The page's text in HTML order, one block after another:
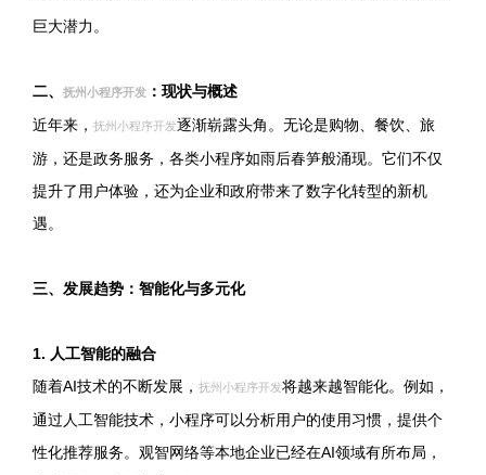
巨大潜力。
二、 抚州小程序开发 ：现状与概述
近年来， 抚州小程序开发逐渐崭露头角。无论是购物、餐饮、旅
游，还是政务服务，各类小程序如雨后春笋般涌现。它们不仅
提升了用户体验，还为企业和政府带来了数字化转型的新机
遇。
三、发展趋势：智能化与多元化
1. 人工智能的融合
随着AI技术的不断发展， 抚州小程序开发将越来越智能化。例如，
通过人工智能技术，小程序可以分析用户的使用习惯，提供个
性化推荐服务。观智网络等本地企业已经在AI领域有所布局，